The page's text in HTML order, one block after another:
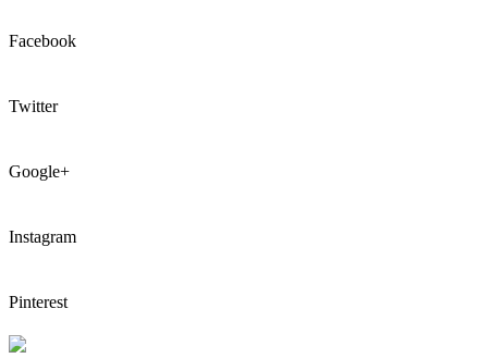
Facebook
Twitter
Google+
Instagram
Pinterest